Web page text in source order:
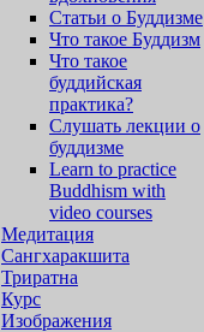
Статьи о Буддизме
Что такое Буддизм
Что такое
буддийская
практика?
Слушать лекции о
буддизме
Learn to practice
Buddhism with
video courses
Медитация
Сангхаракшита
Триратна
Курс
Изображения